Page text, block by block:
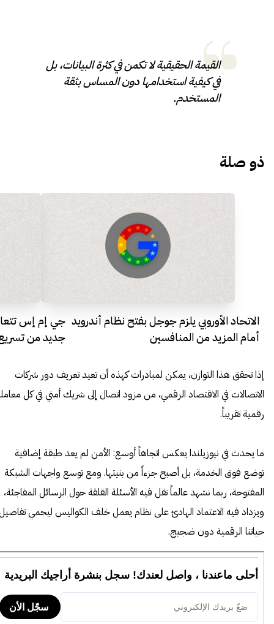
القيمة الحقيقية لا تكمن في كثرة البيانات، بل
في كيفية استخدامها دون المساس بثقة
المستخدم.
ذو صلة
الاتحاد الأوروبي يلزم جوجل بفتح نظام أندرويد
أمام المزيد من المنافسين
جي إم إس
جديد من
إذا تحقق هذا التوازن، يمكن لمبادرات كهذه أن تعيد تعريف دور شركات
الاتصالات في الاقتصاد الرقمي، من مزود اتصال إلى شريك أمني في كل
رقمية تقريباً.
ما يحدث في نيوزيلندا يعكس اتجاهاً أوسع: الأمن لم يعد طبقة إضافية
توضع فوق الخدمة، بل أصبح جزءاً من بنيتها. ومع توسع واجهات الشبكة
المفتوحة، ربما نشهد عالماً تقل فيه الأسئلة القلقة حول الرسائل المفاجئة،
ويزداد فيه الاعتماد الهادئ على نظام يعمل خلف الكواليس ليحمي
حياتنا الرقمية دون ضجيج.